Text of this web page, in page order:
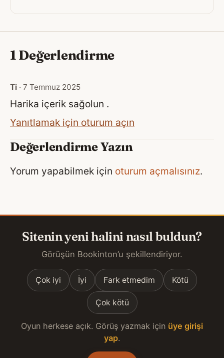
1 Değerlendirme
Ti · 7 Temmuz 2025
Harika içerik sağolun .
Yanıtlamak için oturum açın
Değerlendirme Yazın
Yorum yapabilmek için oturum açmalısınız.
Sitenin yeni halini nasıl buldun?
Görüşün Bookinton’u şekillendiriyor.
Çok iyi İyi Fark etmedim Kötü
Çok kötü
Oyun herkese açık. Görüş yazmak için üye girişi
yap.